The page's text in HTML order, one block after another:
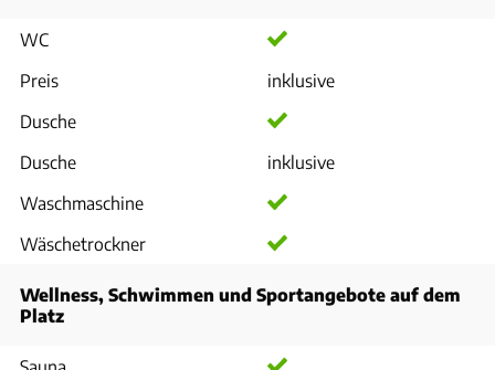
WC
Preis
inklusive
Dusche
Dusche
inklusive
Waschmaschine
Wäschetrockner
Wellness, Schwimmen und Sportangebote auf dem
Platz